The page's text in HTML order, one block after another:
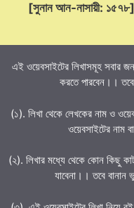
[সুনান আন-নাসায়ী: ১৫৭৮]
এই ওয়েবসাইটের লিখাসমূহ সবার
করতে পারবেন।।
(১). লিখা থেকে লেখকের নাম ও
ওয়েবসাইটের নাম
(২). লিখার মধ্যে থেকে কোন কিছু
যাবেনা।। তবে